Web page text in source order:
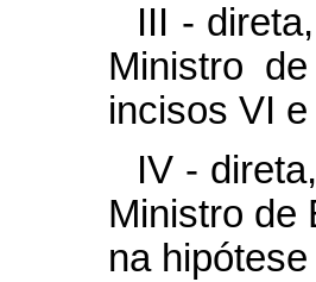
III -
Ministro
incisos VI
IV -
Ministro de
na